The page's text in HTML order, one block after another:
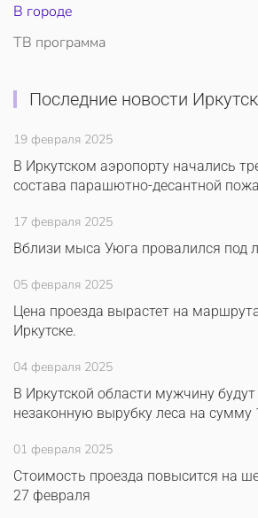
В городе
ТВ программа
Последние новости
19 февраля 2025
В Иркутском аэропорту начались
состава парашютно-десантной
17 февраля 2025
Вблизи мыса Уюга провалился под
05 февраля 2025
Цена проезда вырастет на
Иркутске.
04 февраля 2025
В Иркутской области мужчину будут
незаконную вырубку леса на сумму
01 февраля 2025
Стоимость проезда повысится на
27 февраля